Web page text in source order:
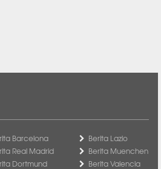
Barcelona
Real Madrid
Dortmund
Berita Lazio
Berita Muenchen
Berita Valencia